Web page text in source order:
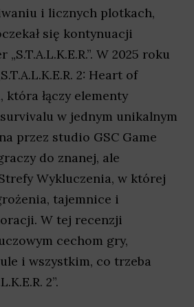
i licznych plotkach,
się kontynuacji
W 2025 roku
2: Heart of
która łączy elementy
w jednym unikalnym
przez studio GSC Game
do znanej, ale
Wykluczenia, w której
tajemnice i
W tej recenzji
cechom gry,
i wszystkim, co trzeba
2”.